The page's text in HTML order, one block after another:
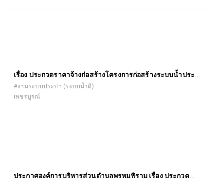
เรื่อง ประกวดราคาจ้างก่อสร้างโครงการก่อสร้างระบบน้ำประปา
หมู่ที่ ๕ บ้านบนควน ด้วยวิธีประกวดราคาอิเล็กทรอนิกส์ (e-
bidding)
#งานระบบประปา (ระบบน้ำดี)
เพชรบูรณ์
ประกาศองค์การบริหารส่วนตำบลพรหมพิราม เรื่อง ประกวด